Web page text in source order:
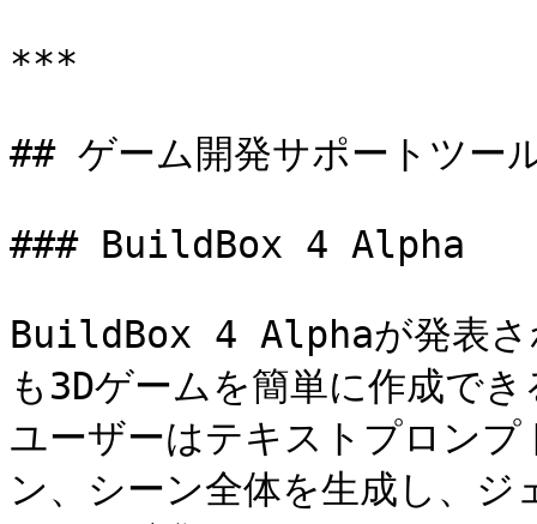
***
## ゲーム開発サポートツー
### BuildBox 4 Alpha
BuildBox 4 Alphaが発表さ
も3Dゲームを簡単に作成で
ユーザーはテキストプロン
ン、シーン全体を生成し、